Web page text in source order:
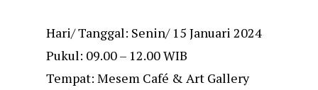
Hari/ Tanggal: Senin/ 15 Januari 2024
Pukul: 09.00 – 12.00 WIB
Tempat: Mesem Café & Art Gallery